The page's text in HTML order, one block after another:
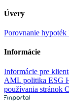
Úvery
Porovnanie hypoték
Informácie
Informácie pre
AML politika ESG
používania stránok